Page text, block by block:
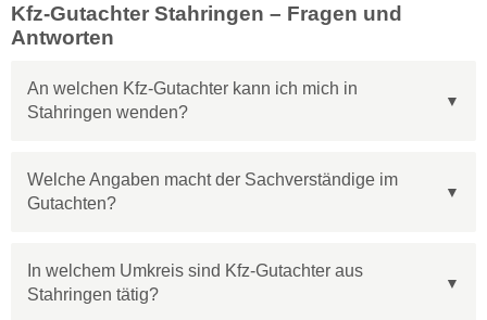
Kfz-Gutachter Stahringen – Fragen und
Antworten
An welchen Kfz-Gutachter kann ich mich in
Stahringen wenden?
Welche Angaben macht der Sachverständige im
Gutachten?
In welchem Umkreis sind Kfz-Gutachter aus
Stahringen tätig?